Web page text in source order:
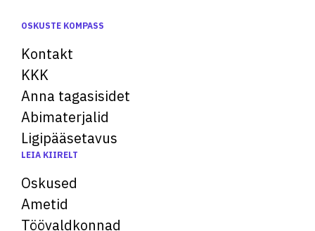
OSKUSTE KOMPASS
Kontakt
KKK
Anna tagasisidet
Abimaterjalid
Ligipääsetavus
LEIA KIIRELT
Oskused
Ametid
Töövaldkonnad